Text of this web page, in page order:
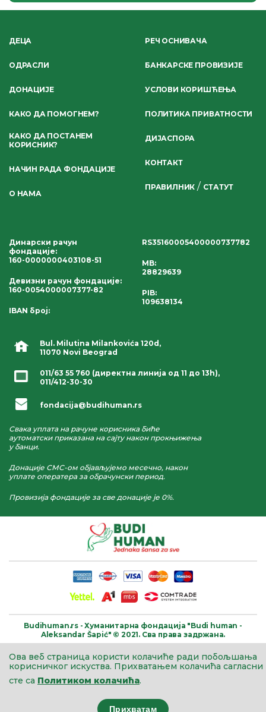
Bul. Milutina Milankovića 120d,
11070 Novi Beograd
011/63 55 760 (директна линија од 11 до 13h),
011/412-30-30
fondacija@budihuman.rs
Свака уплата на рачуне корисника биће
аутоматски приказана на сајту након прокњижења
у банци.
Донације СМС-ом објављујемо месечно, након
уплате оператера за обрачунски период.
Провизија фондације за све донације је 0%.
ДЕЦА
ОДРАСЛИ
ДОНАЦИЈЕ
КАКО ДА ПОМОГНЕМ?
КАКО ДА ПОСТАНЕМ
КОРИСНИК?
НАЧИН РАДА ФОНДАЦИЈЕ
О НАМА
РЕЧ ОСНИВАЧА
БАНКАРСКЕ ПРОВИЗИЈЕ
УСЛОВИ КОРИШЋЕЊА
ПОЛИТИКА ПРИВАТНОСТИ
ДИЈАСПОРА
КОНТАКТ
ПРАВИЛНИК / СТАТУТ
Динарски рачун
фондације:
160-0000000403108-51
Девизни рачун фондације:
160-0054000007377-82
IBAN број:
RS35160005400000737782
MB:
28829639
PIB:
109638134
Budihuman.rs -Хуманитарна фондација "Budi human -
Aleksandar Šapić" © 2021. Сва права задржана.
Ова веб страница користи колачиће ради побољшања
корисничког искуства. Прихватањем колачића сагласни
сте са Политиком колачића.
Прихватам